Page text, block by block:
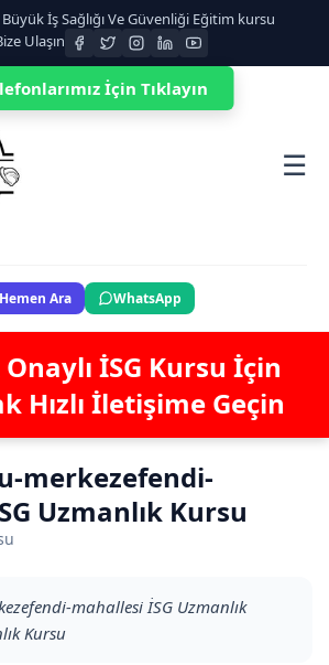
İş Sağlığı Ve Güvenliği Eğitim kursu
Ulaşın
☰
Hemen Ara WhatsApp
İSG Kursu İçin
Hızlı İletişime Geçin
merkezefendi-
Uzmanlık Kursu
mahallesi İSG Uzmanlık
Kursu
İçin Tıklayın